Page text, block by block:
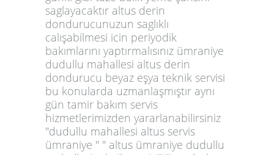
saglayacaktır altus derin
dondurucunuzun saglıklı
calışabilmesi icin periyodik
bakımlarını yaptırmalısınız ümraniye
dudullu mahallesi altus derin
dondurucu beyaz eşya teknik servisi
bu konularda uzmanlaşmıştır aynı
gün tamir bakım servis
hizmetlerimizden yararlanabilirsiniz
"dudullu mahallesi altus servis
ümraniye " " altus ümraniye dudullu